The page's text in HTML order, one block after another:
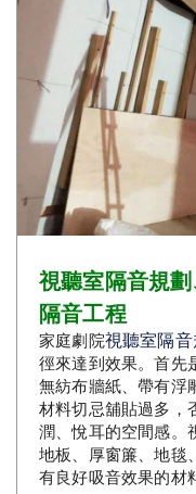
視聽室隔音規
隔音工程
家庭劇院視聽室隔
徑來達到效果。首先
無紡布牆紙、帶有浮
材料切忌舖貼過多，
潤、悅耳的空間感。
地板、厚窗簾、地毯
有良好吸音效果的材